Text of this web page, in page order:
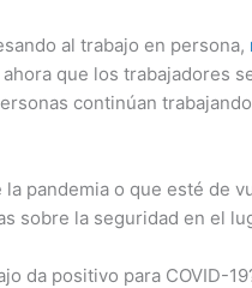
al trabajo en persona,
que los trabajadores
continúan
la pandemia o que esté
sobre la seguridad en el
da positivo para COVID-